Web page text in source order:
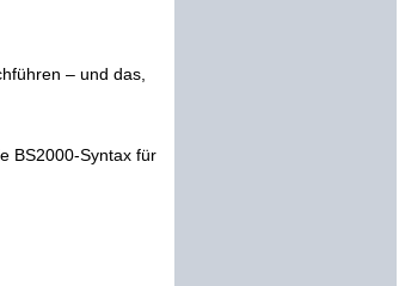
– und das,
BS2000-Syntax für